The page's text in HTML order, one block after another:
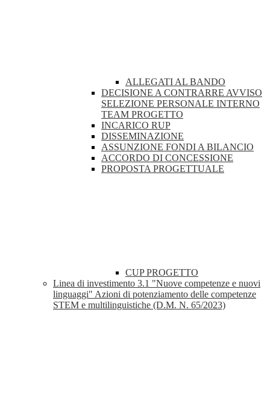
ALLEGATI AL BANDO
DECISIONE A CONTRARRE AVVISO
SELEZIONE PERSONALE INTERNO
TEAM PROGETTO
INCARICO RUP
DISSEMINAZIONE
ASSUNZIONE FONDI A BILANCIO
ACCORDO DI CONCESSIONE
PROPOSTA PROGETTUALE
CUP PROGETTO
Linea di investimento 3.1 "Nuove competenze e nuovi
linguaggi" Azioni di potenziamento delle competenze
STEM e multilinguistiche (D.M. N. 65/2023)